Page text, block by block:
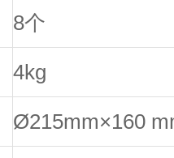
8个
4kg
Ø215mm×160